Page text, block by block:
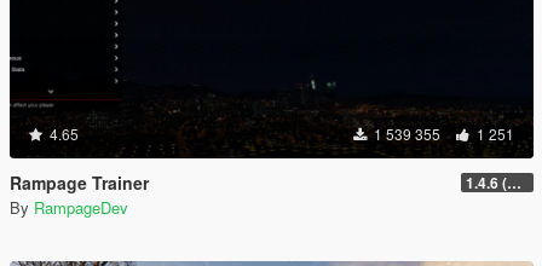
4.65 1 539 355 1 251
Rampage Trainer 1.4.6 (Legacy)
By RampageDev